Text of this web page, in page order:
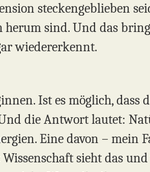
steckengeblieben
sind. Und das
wiedererkennt.
Ist es möglich, dass
die Antwort lautet:
Eine davon – mein
sieht das